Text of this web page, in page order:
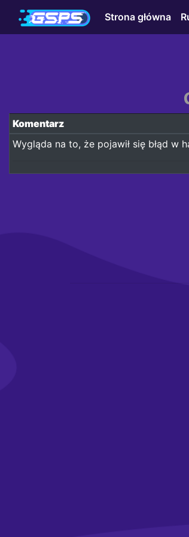
Strona główna
Komentarz
Wygląda na to, że pojawił się błąd w